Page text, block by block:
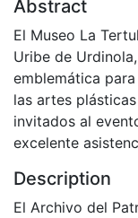
Abstract
El Museo La
Uribe de
emblemática
las artes
invitados al
excelente
Description
El Archivo del